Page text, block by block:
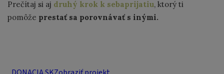
Prečítaj si aj druhý krok k sebaprijatiu, ktorý ti
pomôže prestať sa porovnávať s inými.